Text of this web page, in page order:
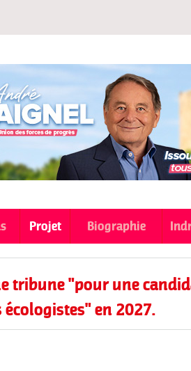
principal
Projet Biographie
tribune "pour une
en 2027.